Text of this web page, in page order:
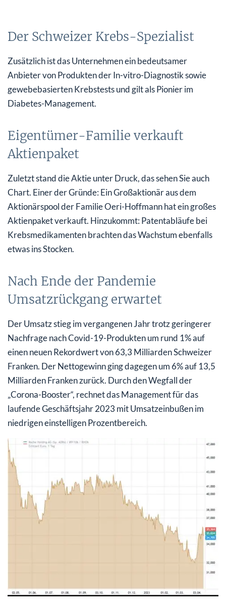
Der Schweizer Krebs-Spezialist
Zusätzlich ist das Unternehmen ein bedeutsamer
Anbieter von Produkten der In-vitro-Diagnostik sowie
gewebebasierten Krebstests und gilt als Pionier im
Diabetes-Management.
Eigentümer-Familie verkauft
Aktienpaket
Zuletzt stand die Aktie unter Druck, das sehen Sie auch
Chart. Einer der Gründe: Ein Großaktionär aus dem
Aktionärspool der Familie Oeri-Hoffmann hat ein großes
Aktienpaket verkauft. Hinzukommt: Patentabläufe bei
Krebsmedikamenten brachten das Wachstum ebenfalls
etwas ins Stocken.
Nach Ende der Pandemie
Umsatzrückgang erwartet
Der Umsatz stieg im vergangenen Jahr trotz geringerer
Nachfrage nach Covid-19-Produkten um rund 1% auf
einen neuen Rekordwert von 63,3 Milliarden Schweizer
Franken. Der Nettogewinn ging dagegen um 6% auf 13,5
Milliarden Franken zurück. Durch den Wegfall der
„Corona-Booster“, rechnet das Management für das
laufende Geschäftsjahr 2023 mit Umsatzeinbußen im
niedrigen einstelligen Prozentbereich.